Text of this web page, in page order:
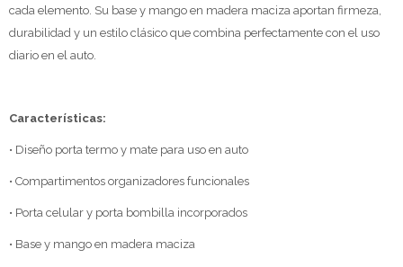
cada elemento. Su base y mango en madera maciza aportan firmeza,
durabilidad y un estilo clásico que combina perfectamente con el uso
diario en el auto.
Características:
• Diseño porta termo y mate para uso en auto
• Compartimentos organizadores funcionales
• Porta celular y porta bombilla incorporados
• Base y mango en madera maciza